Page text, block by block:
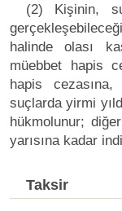
(2) Kişinin,
halinde olası
müebbet hapis
hapis
suçlarda yirmi
hükmolunur;
yarısına kadar
Taksir